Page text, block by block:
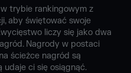
trybie rankingowym z
aby świętować swoje
liczy się jako dwa
Nagrody w postaci
ścieżce nagród są
udaje ci się osiągnąć.